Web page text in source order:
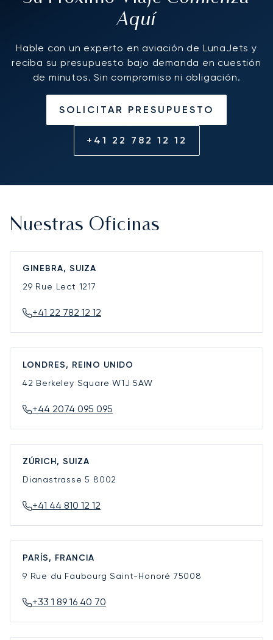
Aquí
Hable con un experto en aviación de LunaJets y
reciba su presupuesto bajo demanda en cuestión
de minutos. Sin compromiso ni obligación.
SOLICITAR PRESUPUESTO
+41 22 782 12 12
Nuestras Oficinas
GINEBRA, SUIZA
29 Rue Lect 1217
+41 22 782 12 12
LONDRES, REINO UNIDO
42 Berkeley SquareW1J 5AW
+44 2074 095 095
ZÚRICH, SUIZA
Dianastrasse 5 8002
+41 44 810 12 12
PARÍS, FRANCIA
9 Rue du Faubourg Saint-Honoré 75008
+33 1 89 16 40 70